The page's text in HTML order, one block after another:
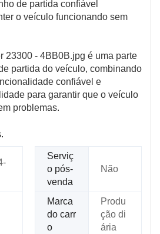
de partida confiável
o veículo funcionando sem
23300 - 4BB0B.jpg é uma parte
partida do veículo, combinando
confiável e
para garantir que o veículo
problemas.
Serviç
o pós-
venda
Não
Marca
do carr
o
Produ
ção di
ária